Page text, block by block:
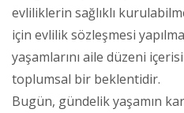
evliliklerin sağlıklı
için evlilik sözleşmesi
yaşamlarını aile düzeni
toplumsal bir beklentidir.
Bugün, gündelik yaşamın